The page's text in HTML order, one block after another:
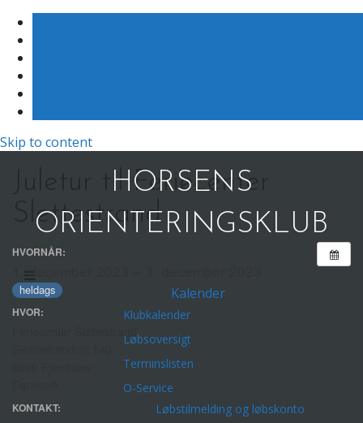
Skip to content
HORSENS
ORIENTERINGSKLUB
Kalender
Klubkalender
Løbsoversigt
Terminslisten
O-Service
Løbstilmelding og løbskonto
Juletur til Feriecenter
Slettestrand
HVORNÅR:
heldags
HVOR:
KONTAKT: